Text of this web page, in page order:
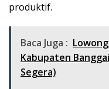
produktif.
Baca Juga :
Kabupaten
Segera)